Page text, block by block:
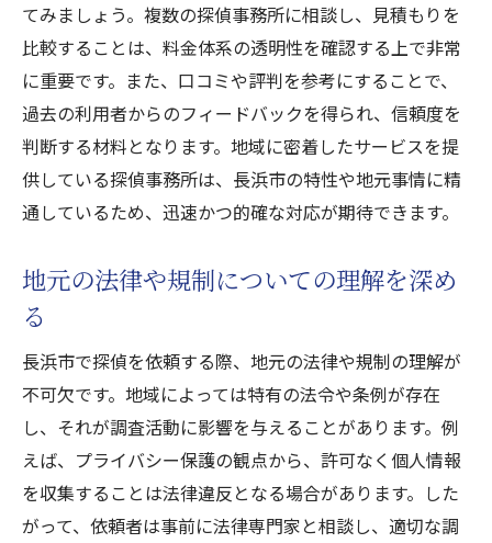
安心して依頼するためのリスク管理方法
地元の探偵事務所が持つ地域特有の強みを活か
そう
地元のネットワークを活かした調査力
地域に精通した探偵の活用法
長浜市の地理を熟知した調査の利点
地元密着型の調査のメリットを探る
性
最良の結果を得るために長浜市で探偵を頼む際
のコツ
依頼内容を明確に伝えるためのポイント
探偵とのコミュニケーションの重要性
調査依頼の成功に繋がる事前準備
てみましょう。複数の探偵事務所に相談し、見積もりを
比較することは、料金体系の透明性を確認する上で非常
に重要です。また、口コミや評判を参考にすることで、
過去の利用者からのフィードバックを得られ、信頼度を
判断する材料となります。地域に密着したサービスを提
供している探偵事務所は、長浜市の特性や地元事情に精
通しているため、迅速かつ的確な対応が期待できます。
地元の法律や規制についての理解を深め
る
長浜市で探偵を依頼する際、地元の法律や規制の理解が
不可欠です。地域によっては特有の法令や条例が存在
し、それが調査活動に影響を与えることがあります。例
えば、プライバシー保護の観点から、許可なく個人情報
を収集することは法律違反となる場合があります。した
がって、依頼者は事前に法律専門家と相談し、適切な調